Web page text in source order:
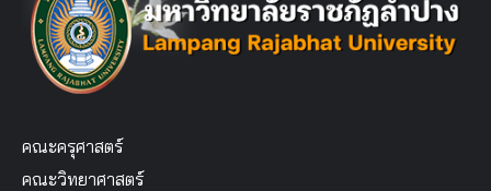
คณะครุศาสตร์
คณะวิทยาศาสตร์